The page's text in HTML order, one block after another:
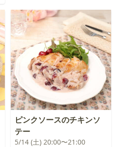
ピンクソースのチキンソ
テー
5/14 (土) 20:00〜21:00